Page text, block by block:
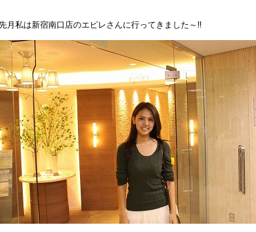
月私は新宿南口店のエピレさんに行ってきました～!!